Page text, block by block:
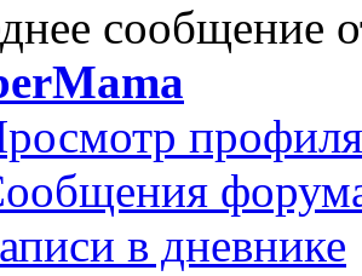
сообщение
профиля
в дневнике